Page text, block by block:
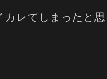
レてしまったと思